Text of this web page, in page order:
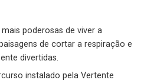
poderosas de viver a
de cortar a respiração e
divertidas.
instalado pela Vertente